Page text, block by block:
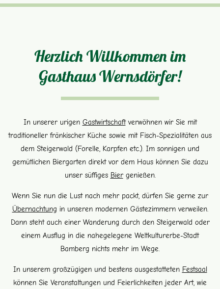
Herzlich Willkommen im
Gasthaus Wernsdörfer!
In unserer urigen Gastwirtschaftverwöhnen wir Sie mit
traditioneller fränkischer Küche sowie mit Fisch-Spezialitäten aus
dem Steigerwald (Forelle, Karpfen etc.). Im sonnigen und
gemütlichen Biergarten direkt vor dem Haus können Sie dazu
unser süffiges Biergenießen.
Wenn Sie nun die Lust nach mehr packt, dürfen Sie gerne zur
Übernachtung in unseren modernen Gästezimmern verweilen.
Dann steht auch einer Wanderung durch den Steigerwald oder
einem Ausflug in die nahegelegene Weltkulturerbe-Stadt
Bamberg nichts mehr im Wege.
In unserem großzügigen und bestens ausgestatteten Festsaal
können Sie Veranstaltungen und Feierlichkeiten jeder Art, wie